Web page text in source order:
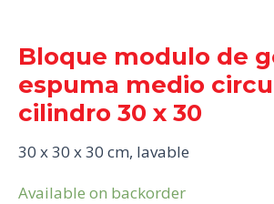
Bloque modulo de
espuma medio
cilindro 30 x 30
30 x 30 x 30 cm, lavable
Available on backorder